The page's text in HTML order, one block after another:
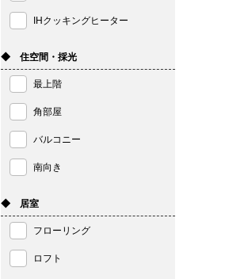
IHクッキングヒーター
◆ 住空間・採光
最上階
角部屋
バルコニー
南向き
◆ 居室
フローリング
ロフト